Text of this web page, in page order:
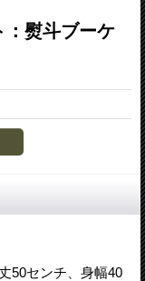
：熨斗ブーケ
50センチ、身幅40